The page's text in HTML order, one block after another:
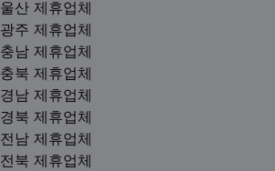
울산 제휴업체
광주 제휴업체
충남 제휴업체
충북 제휴업체
경남 제휴업체
경북 제휴업체
전남 제휴업체
전북 제휴업체